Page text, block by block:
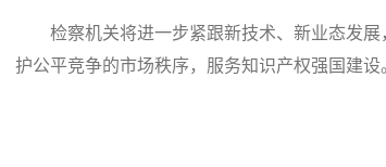
检察机关将进一步紧跟新技术、新业态发展
护公平竞争的市场秩序，服务知识产权强国建设